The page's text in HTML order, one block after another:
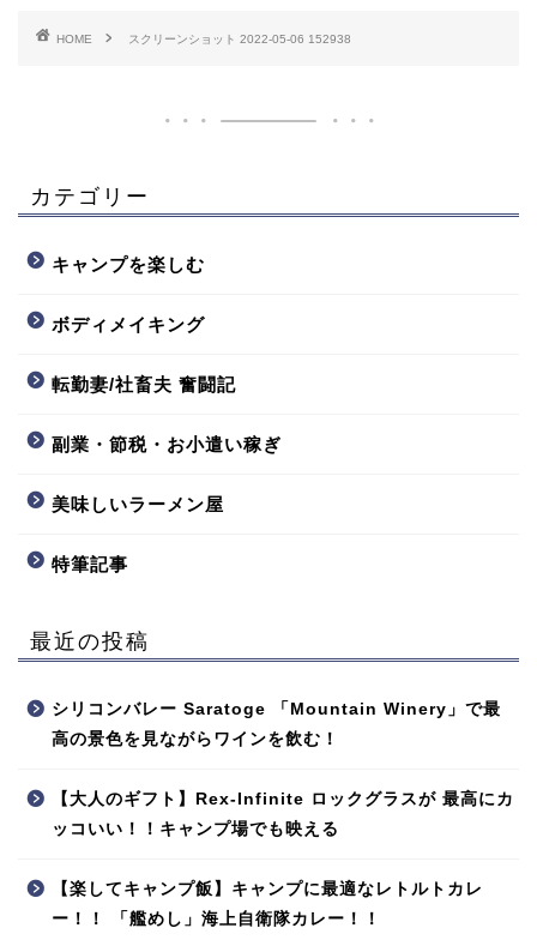
HOME スクリーンショット 2022-05-06 152938
カテゴリー
キャンプを楽しむ
ボディメイキング
転勤妻/社畜夫 奮闘記
副業・節税・お小遣い稼ぎ
美味しいラーメン屋
特筆記事
最近の投稿
シリコンバレー Saratoge 「Mountain Winery」で最
高の景色を見ながらワインを飲む！
【大人のギフト】Rex-Infinite ロックグラスが 最高にカ
ッコいい！！キャンプ場でも映える
【楽してキャンプ飯】キャンプに最適なレトルトカレ
ー！！ 「艦めし」海上自衛隊カレー！！